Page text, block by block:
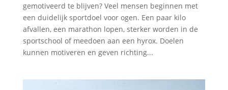
gemotiveerd te blijven? Veel mensen beginnen met
een duidelijk sportdoel voor ogen. Een paar kilo
afvallen, een marathon lopen, sterker worden in de
sportschool of meedoen aan een hyrox. Doelen
kunnen motiveren en geven richting...